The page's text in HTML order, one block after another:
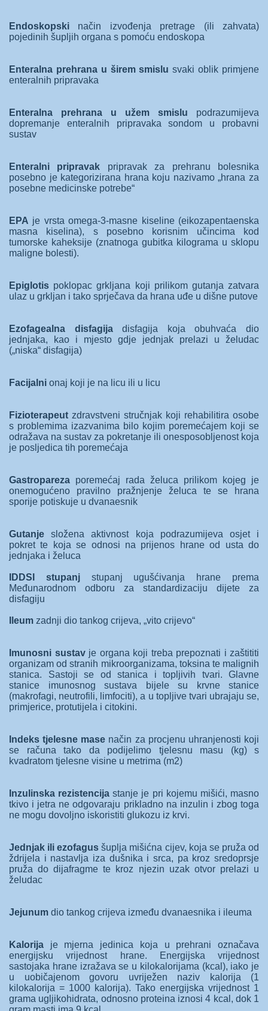
Endoskopski način izvođenja pretrage (ili zahvata)
pojedinih šupljih organa s pomoću endoskopa
Enteralna prehrana u širem smislusvaki oblik primjene
enteralnih pripravaka
Enteralna prehrana u užem smislu podrazumijeva
dopremanje enteralnih pripravaka sondom u probavni
sustav
Enteralni pripravak pripravak za prehranu bolesnika
posebno je kategorizirana hrana koju nazivamo „hrana za
posebne medicinske potrebe“
EPA je vrsta omega-3-masne kiseline (eikozapentaenska
masna kiselina), s posebno korisnim učincima kod
tumorske kaheksije (znatnoga gubitka kilograma u sklopu
maligne bolesti).
Epiglotis poklopac grkljana koji prilikom gutanja zatvara
ulaz u grkljan i tako sprječava da hrana uđe u dišne putove
Ezofagealna disfagijadisfagija koja obuhvaća dio
jednjaka, kao i mjesto gdje jednjak prelazi u želudac
(„niska“ disfagija)
Facijalni onaj koji je na licu ili u licu
Fizioterapeut zdravstveni stručnjak koji rehabilitira osobe
s problemima izazvanima bilo kojim poremećajem koji se
odražava na sustav za pokretanje ili onesposobljenost koja
je posljedica tih poremećaja
Gastropareza poremećaj rada želuca prilikom kojeg je
onemogućeno pravilno pražnjenje želuca te se hrana
sporije potiskuje u dvanaesnik
Gutanjesložena aktivnost koja podrazumijeva osjet i
pokret te koja se odnosi na prijenos hrane od usta do
jednjaka i želuca
IDDSI stupanj stupanj ugušćivanja hrane prema
Međunarodnom odboru za standardizaciju dijete za
disfagiju
Ileum zadnji dio tankog crijeva, „vito crijevo“
Imunosni sustavje organa koji treba prepoznati i zaštititi
organizam od stranih mikroorganizama, toksina te malignih
stanica. Sastoji se od stanica i topljivih tvari. Glavne
stanice imunosnog sustava bijele su krvne stanice
(makrofagi, neutrofili, limfociti), a u topljive tvari ubrajaju se,
primjerice, protutijela i citokini.
Indeks tjelesne mase način za procjenu uhranjenosti koji
se računa tako da podijelimo tjelesnu masu (kg) s
kvadratom tjelesne visine u metrima (m2)
Inzulinska rezistencija stanje je pri kojemu mišići, masno
tkivo i jetra ne odgovaraju prikladno na inzulin i zbog toga
ne mogu dovoljno iskoristiti glukozu iz krvi.
Jednjak ili ezofagusšuplja mišićna cijev, koja se pruža od
ždrijela i nastavlja iza dušnika i srca, pa kroz sredoprsje
pruža do dijafragme te kroz njezin uzak otvor prelazi u
želudac
Jejunum dio tankog crijeva između dvanaesnika i ileuma
Kalorija je mjerna jedinica koja u prehrani označava
energijsku vrijednost hrane. Energijska vrijednost
sastojaka hrane izražava se u kilokalorijama (kcal), iako je
u uobičajenom govoru uvriježen naziv kalorija (1
kilokalorija = 1000 kalorija). Tako energijska vrijednost 1
grama ugljikohidrata, odnosno proteina iznosi 4 kcal, dok 1